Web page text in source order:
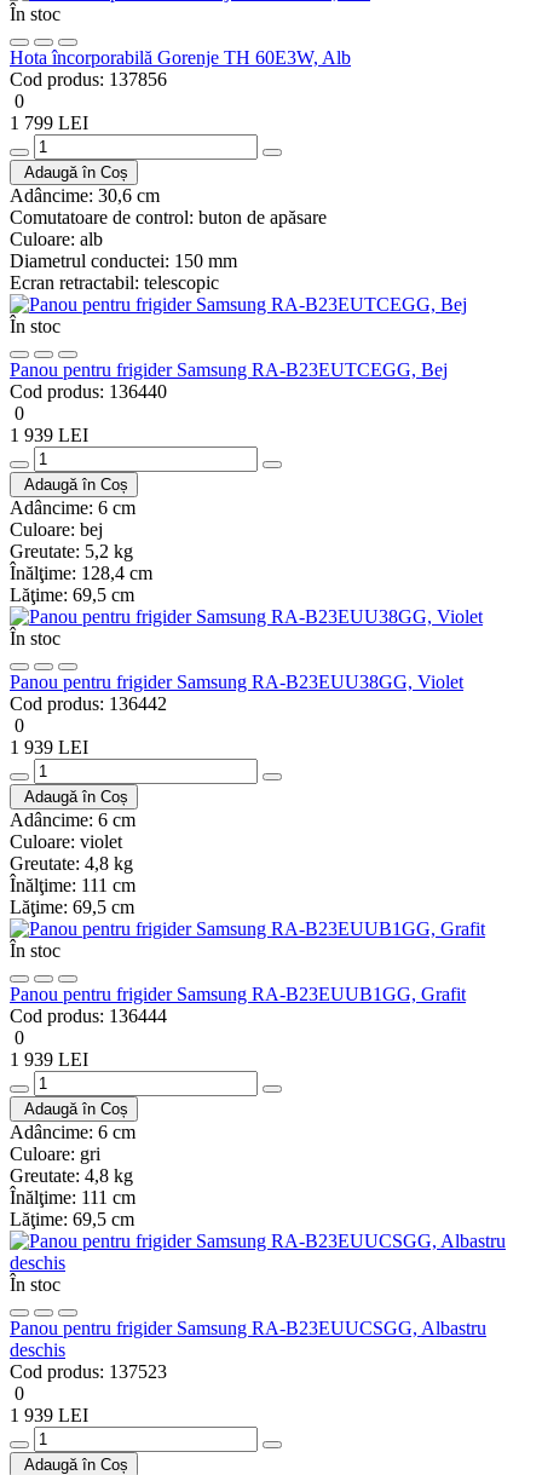
În stoc
Hota încorporabilă Gorenje TH 60E3W, Alb
Cod produs: 137856
0
1 799 LEI
Adaugă în Coș
Adâncime: 30,6 cm
Comutatoare de control: buton de apăsare
Culoare: alb
Diametrul conductei: 150 mm
Ecran retractabil: telescopic
În stoc
Panou pentru frigider Samsung RA-B23EUTCEGG, Bej
Cod produs: 136440
0
1 939 LEI
Adaugă în Coș
Adâncime: 6 cm
Culoare: bej
Greutate: 5,2 kg
Înălţime: 128,4 cm
Lăţime: 69,5 cm
În stoc
Panou pentru frigider Samsung RA-B23EUU38GG, Violet
Cod produs: 136442
0
1 939 LEI
Adaugă în Coș
Adâncime: 6 cm
Culoare: violet
Greutate: 4,8 kg
Înălţime: 111 cm
Lăţime: 69,5 cm
În stoc
Panou pentru frigider Samsung RA-B23EUUB1GG, Grafit
Cod produs: 136444
0
1 939 LEI
Adaugă în Coș
Adâncime: 6 cm
Culoare: gri
Greutate: 4,8 kg
Înălţime: 111 cm
Lăţime: 69,5 cm
În stoc
Panou pentru frigider Samsung RA-B23EUUCSGG, Albastru
deschis
Cod produs: 137523
0
1 939 LEI
Adaugă în Coș